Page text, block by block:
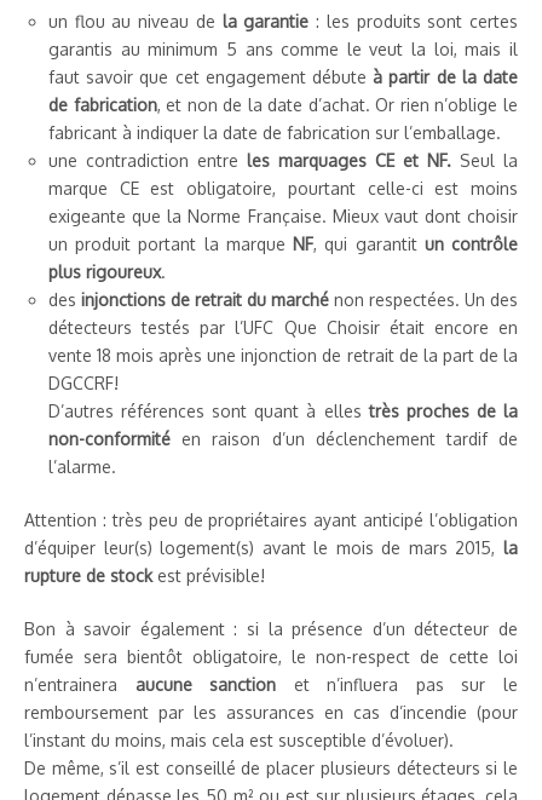
un flou au niveau de la garantie : les produits sont certes
garantis au minimum 5 ans comme le veut la loi, mais il
faut savoir que cet engagement débuteà partir de la date
de fabrication, et non de la date d’achat. Or rien n’oblige le
fabricant à indiquer la date de fabrication sur l’emballage.
une contradiction entre les marquages CE et NF. Seul la
marque CE est obligatoire, pourtant celle-ci est moins
exigeante que la Norme Française. Mieux vaut dont choisir
un produit portant la marque NF, qui garantit un contrôle
plus rigoureux.
des injonctions de retrait du marché non respectées. Un des
détecteurs testés par l’UFC Que Choisir était encore en
vente 18 mois après une injonction de retrait de la part de la
DGCCRF!
D’autres références sont quant à ellestrès proches de la
non-conformité en raison d’un déclenchement tardif de
l’alarme.
Attention : très peu de propriétaires ayant anticipé l’obligation
d’équiper leur(s) logement(s) avant le mois de mars 2015, la
rupture de stockest prévisible!
Bon à savoir également : si la présence d’un détecteur de
fumée sera bientôt obligatoire, le non-respect de cette loi
n’entrainera aucune sanction et n’influera pas sur le
remboursement par les assurances en cas d’incendie (pour
l’instant du moins, mais cela est susceptible d’évoluer).
De même, s’il est conseillé de placer plusieurs détecteurs si le
logement dépasse les 50 m² ou est sur plusieurs étages, cela